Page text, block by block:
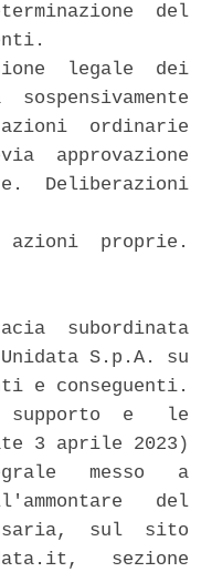
del
legale  dei
ordinarie
approvazione
Deliberazioni
azioni  proprie.
subordinata
S.p.A. su
e conseguenti.
supporto  e   le
3 aprile 2023)
messo   a
del
sul  sito
sezione